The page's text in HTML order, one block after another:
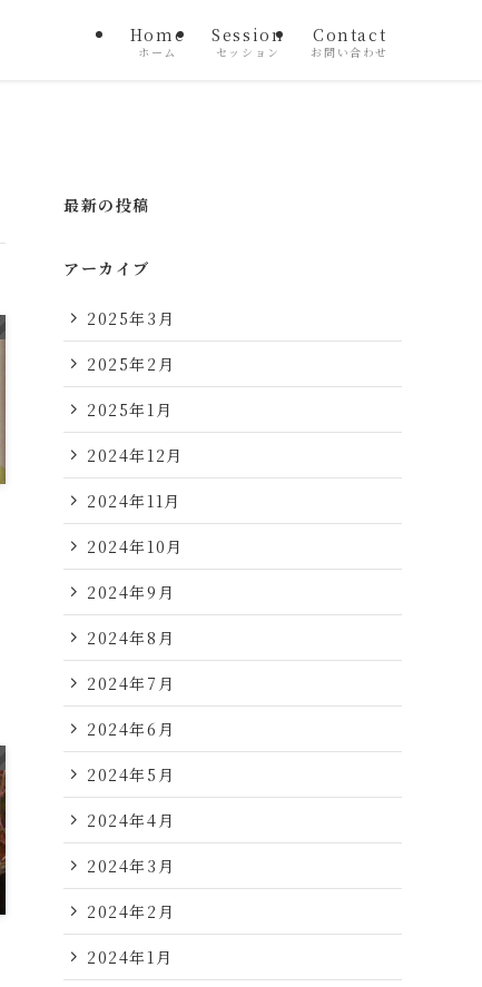
Home
ホーム
Session
セッション
Contact
お問い合わせ
最新の投稿
アーカイブ
2025年3月
2025年2月
2025年1月
2024年12月
2024年11月
2024年10月
2024年9月
2024年8月
2024年7月
2024年6月
2024年5月
2024年4月
2024年3月
2024年2月
2024年1月